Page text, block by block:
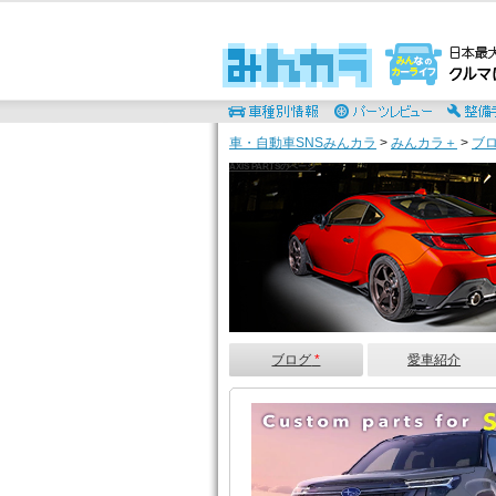
車・自動車SNSみんカラ > みんカラ＋ > ブ
AXIS PARTSのページ
ブログ * 愛車紹介